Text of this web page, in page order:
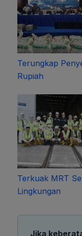
Terungkap
Rupiah
Terkuak MRT
Lingkungan
Jika